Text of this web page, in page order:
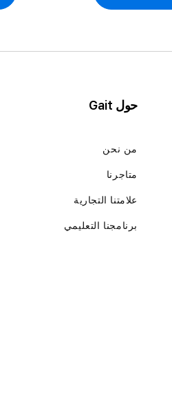
حول Gait
من نحن
متاجرنا
علامتنا التجارية
برنامجنا التعليمي